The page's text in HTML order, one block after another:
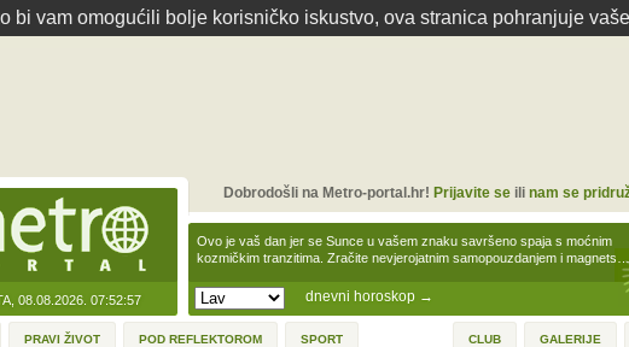
bi vam omogućili bolje korisničko iskustvo, ova stranica pohranjuje
08.08.2026. 07:52:57 dnevni horoskop →
Ovo je vaš dan jer se Sunce u vašem znaku savršeno spaja s moćnim
kozmičkim tranzitima. Zračite nevjerojatnim samopouzdanjem i magnets…
Dobrodošli na Metro-portal.hr! Prijavite seili nam se
PRAVI ŽIVOT POD REFLEKTOROM SPORT CLUB GALERIJE